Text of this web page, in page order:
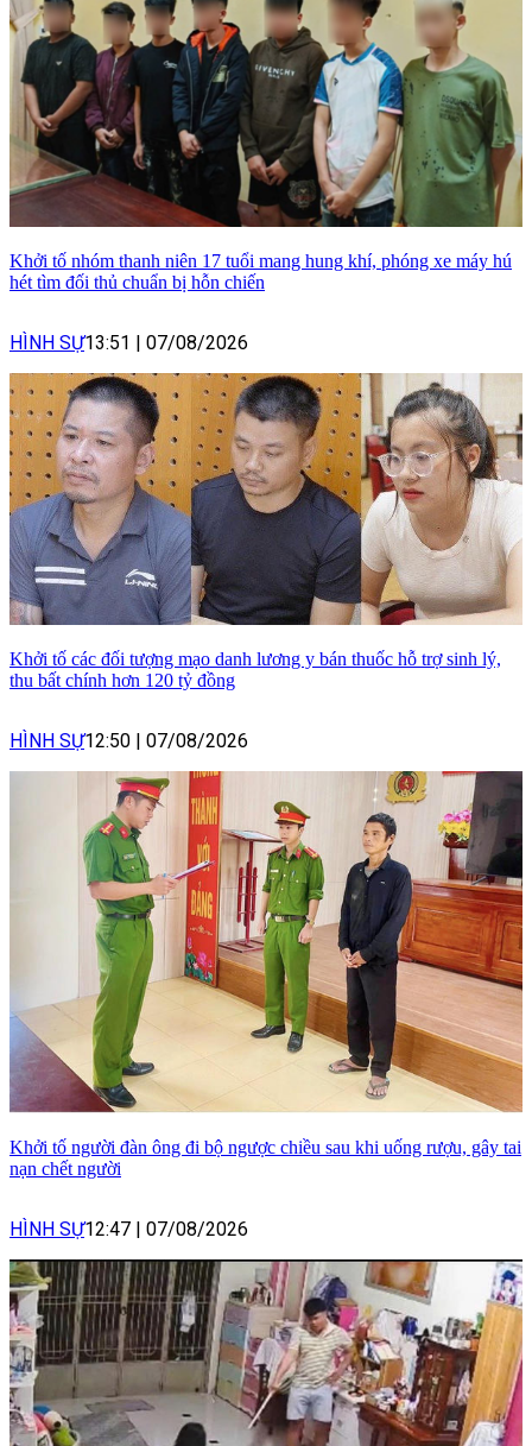
Khởi tố nhóm thanh niên 17 tuổi mang hung khí, phóng xe máy hú
hét tìm đối thủ chuẩn bị hỗn chiến
HÌNH SỰ13:51 | 07/08/2026
Khởi tố các đối tượng mạo danh lương y bán thuốc hỗ trợ sinh lý,
thu bất chính hơn 120 tỷ đồng
HÌNH SỰ12:50 07/08/2026
Khởi tố người đàn ông đi bộ ngược chiều sau khi uống rượu, gây tai
nạn chết người
HÌNH SỰ12:47 07/08/2026